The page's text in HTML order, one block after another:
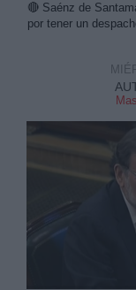
🔴 Saénz de
por tener un